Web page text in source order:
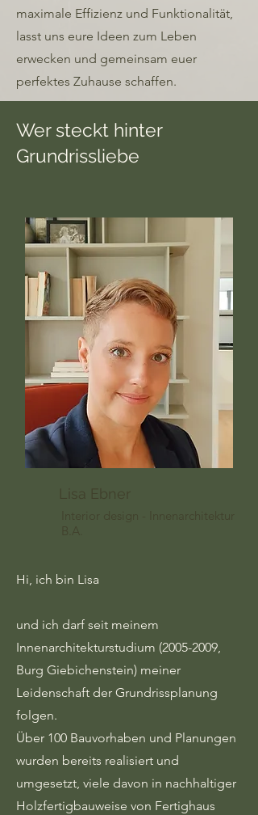
maximale Effizienz und Funktionalität,
lasst uns eure Ideen zum Leben
erwecken und gemeinsam euer
perfektes Zuhause schaffen.
Wer steckt hinter
Grundrissliebe
Lisa Ebner
Interior design - Innenarchitektur
B.A.
Hi, ich bin Lisa
und ich darf seit meinem
Innenarchitekturstudium (2005-2009,
Burg Giebichenstein) meiner
Leidenschaft der Grundrissplanung
folgen.
Über 100 Bauvorhaben und Planungen
wurden bereits realisiert und
umgesetzt, viele davon in nachhaltiger
Holzfertigbauweise von Fertighaus